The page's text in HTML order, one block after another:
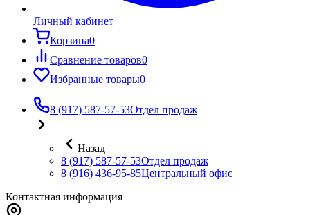
Личный кабинет
Корзина0
Сравнение товаров0
Избранные товары0
8 (917) 587-57-53Отдел продаж
Назад
8 (917) 587-57-53Отдел продаж
8 (916) 436-95-85Центральный офис
Контактная информация